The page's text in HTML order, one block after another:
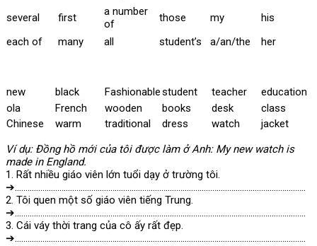
several
first
a number
of
those my
his
each of
many all student’s a/an/the her
new black Fashionablestudent teacher
education
ola
French wooden books desk
class
Chinese
warm traditional dress watch
jacket
Ví dụ: Đồng hồ mới của tôi được làm ở Anh: My new watch is
made in England.
1. Rất nhiều giáo viên lớn tuổi dạy ở trường tôi.
➔………………………………………………………………………………………………………………………..
2. Tôi quen một số giáo viên tiếng Trung.
➔………………………………………………………………………………………………………………………..
3. Cái váy thời trang của cô ấy rất đẹp.
➔………………………………………………………………………………………………………………………..